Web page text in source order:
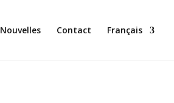
Nouvelles Contact Français